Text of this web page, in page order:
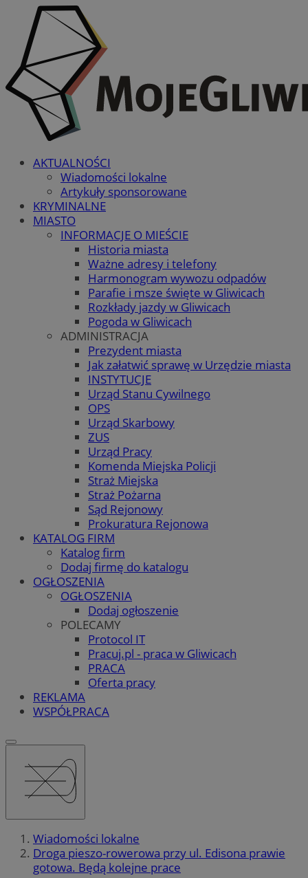
AKTUALNOŚCI
Wiadomości lokalne
Artykuły sponsorowane
KRYMINALNE
MIASTO
INFORMACJE O MIEŚCIE
Historia miasta
Ważne adresy i telefony
Harmonogram wywozu odpadów
Parafie i msze święte w Gliwicach
Rozkłady jazdy w Gliwicach
Pogoda w Gliwicach
ADMINISTRACJA
Prezydent miasta
Jak załatwić sprawę w Urzędzie miasta
INSTYTUCJE
Urząd Stanu Cywilnego
OPS
Urząd Skarbowy
ZUS
Urząd Pracy
Komenda Miejska Policji
Straż Miejska
Straż Pożarna
Sąd Rejonowy
Prokuratura Rejonowa
KATALOG FIRM
Katalog firm
Dodaj firmę do katalogu
OGŁOSZENIA
OGŁOSZENIA
Dodaj ogłoszenie
POLECAMY
Protocol IT
Pracuj.pl - praca w Gliwicach
PRACA
Oferta pracy
REKLAMA
WSPÓŁPRACA
Wiadomości lokalne
Droga pieszo-rowerowa przy ul. Edisona prawie
gotowa. Będą kolejne prace